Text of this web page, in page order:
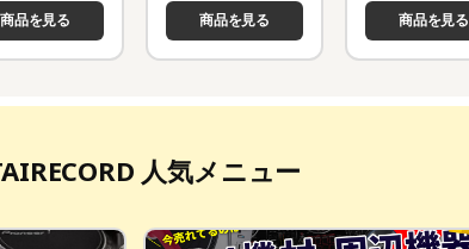
商品を見る 商品を見る 商品を見る
人気メニュー